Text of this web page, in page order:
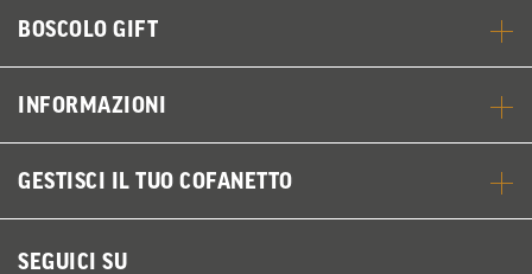
BOSCOLO GIFT
INFORMAZIONI
GESTISCI IL TUO COFANETTO
SEGUICI SU